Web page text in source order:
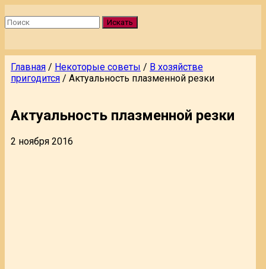
Искать
Главная / Некоторые советы / В хозяйстве
пригодится / Актуальность плазменной резки
Актуальность плазменной резки
2 ноября 2016